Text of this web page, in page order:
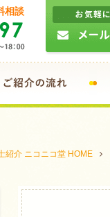
相談
紹介 ニコニコ堂 HOME